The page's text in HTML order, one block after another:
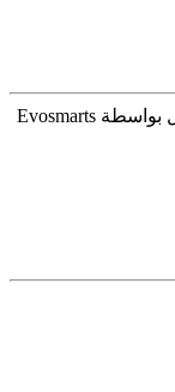
© 2026 waseeteg. كل الحقوق محفوظة. مشغل بواسطة Evosmarts